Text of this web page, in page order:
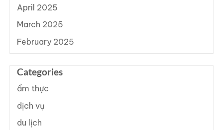
April 2025
March 2025
February 2025
Categories
ẩm thực
dịch vụ
du lịch